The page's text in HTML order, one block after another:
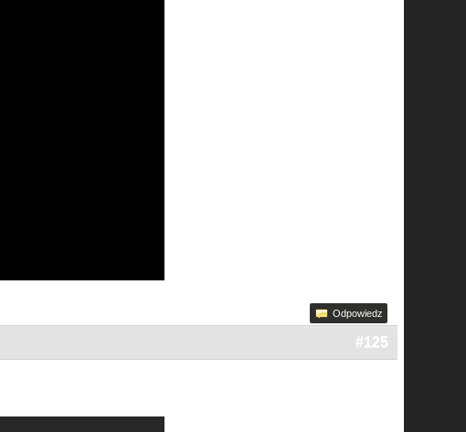
Odpowiedz
#125